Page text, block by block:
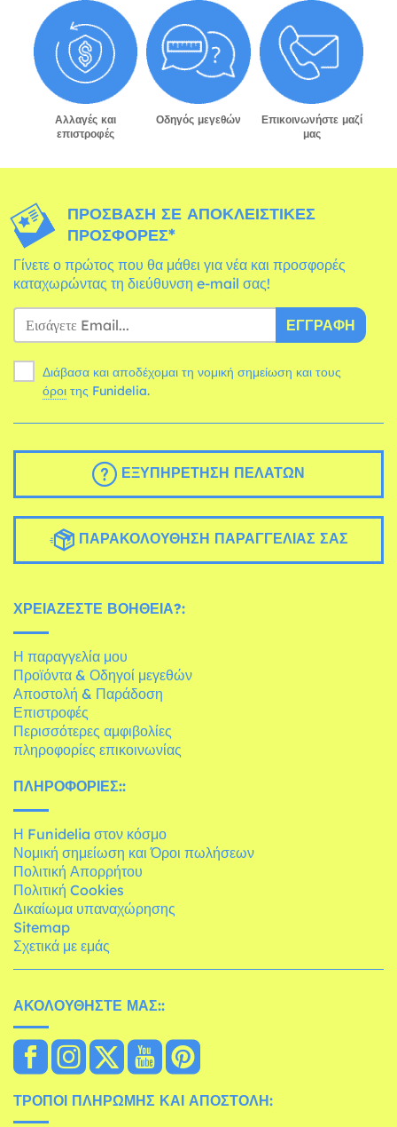
Αλλαγές και
επιστροφές
Οδηγός μεγεθών
Επικοινωνήστε μαζί
μας
ΠΡΌΣΒΑΣΗ ΣΕ ΑΠΟΚΛΕΙΣΤΙΚΈΣ
ΠΡΟΣΦΟΡΈΣ*
Γίνετε ο πρώτος που θα μάθει για νέα και προσφορές
καταχωρώντας τη διεύθυνση e-mail σας!
ΕΓΓΡΑΦΉ
Διάβασα και αποδέχομαι τη νομική σημείωση και τους
όροι της Funidelia.
ΕΞΥΠΗΡΈΤΗΣΗ ΠΕΛΑΤΏΝ
ΠΑΡΑΚΟΛΟΎΘΗΣΗ ΠΑΡΑΓΓΕΛΊΑΣ ΣΑΣ
ΧΡΕΙΆΖΕΣΤΕ ΒΟΉΘΕΙΑ?:
Η παραγγελία μου
Προϊόντα & Οδηγοί μεγεθών
Αποστολή & Παράδοση
Επιστροφές
Περισσότερες αμφιβολίες
πληροφορίες επικοινωνίας
ΠΛΗΡΟΦΟΡΊΕΣ::
Η Funidelia στον κόσμο
Νομική σημείωση και Όροι πωλήσεων
Πολιτική Απορρήτου
Πολιτική Cookies
Δικαίωμα υπαναχώρησης
Sitemap
Σχετικά με εμάς
ΑΚΟΛΟΥΘΉΣΤΕ ΜΑΣ::
ΤΡΌΠΟΙ ΠΛΗΡΩΜΉΣ ΚΑΙ ΑΠΟΣΤΟΛΉ: